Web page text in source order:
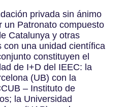
privada sin ánimo
un Patronato compuesto
Catalunya y otras
con una unidad científica
constituyen el
de I+D del IEEC: la
(UB) con la
– Instituto de
la Universidad